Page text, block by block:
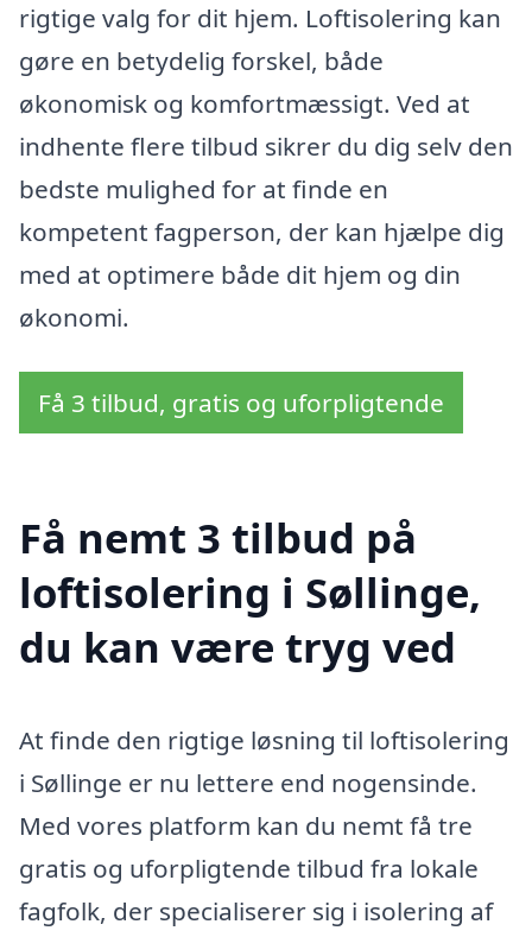
rigtige valg for dit hjem. Loftisolering kan
gøre en betydelig forskel, både
økonomisk og komfortmæssigt. Ved at
indhente flere tilbud sikrer du dig selv den
bedste mulighed for at finde en
kompetent fagperson, der kan hjælpe dig
med at optimere både dit hjem og din
økonomi.
Få 3 tilbud, gratis og uforpligtende
Få nemt 3 tilbud på
loftisolering i Søllinge,
du kan være tryg ved
At finde den rigtige løsning til loftisolering
i Søllinge er nu lettere end nogensinde.
Med vores platform kan du nemt få tre
gratis og uforpligtende tilbud fra lokale
fagfolk, der specialiserer sig i isolering af